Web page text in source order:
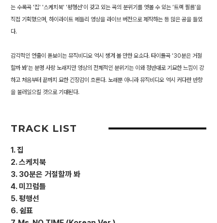
는 수록곡 '집' '스케치북' '평행선'이 갖고 있는 곡의 분위기를 엿볼 수 있는 ‘트랙 필름’을
직접 기획했으며, 하이라이트 메들리 영상을 라이브 버전으로 제작하는 등 많은 공을 들였
다.
감각적인 연출이 돋보이는 뮤직비디오 역시 챙겨 볼 만한 요소다. 타이틀곡 ‘30분은 거절
할까 봐’는 분명 사랑 노래지만 영상의 전체적인 분위기는 이와 정반대로 기묘한 느낌이 강
하고 처음부터 끝까지 묘한 긴장감이 흐른다. 노래뿐 아니라 뮤직비디오 역시 커다란 반향
TRACK LIST
1. 집
2. 스케치북
3. 30분은 거절할까 봐
4. 미끄럼틀
5. 평행선
6. 쉼표